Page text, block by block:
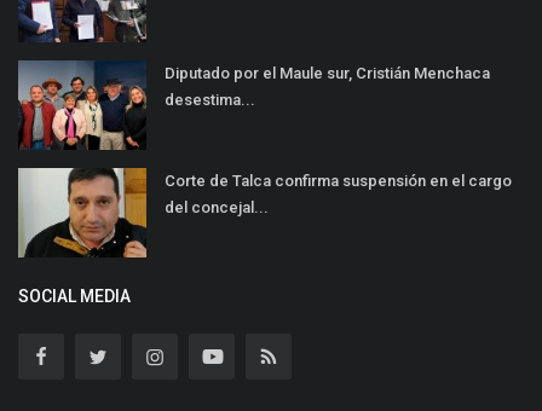
Diputado por el Maule sur, Cristián Menchaca
desestima...
Corte de Talca confirma suspensión en el cargo
del concejal...
SOCIAL MEDIA